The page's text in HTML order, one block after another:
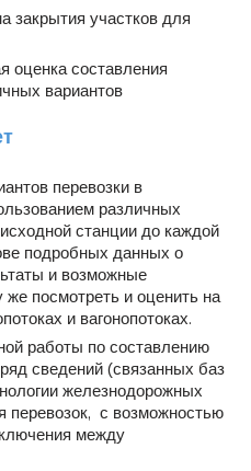
закрытия участков для
оценка составления
вариантов
перевозки в
различных
станции до каждой
подробных данных о
и возможные
посмотреть и оценить на
и вагонопотоках.
работы по составлению
сведений (связанных баз
железнодорожных
перевозок, с возможностью
между